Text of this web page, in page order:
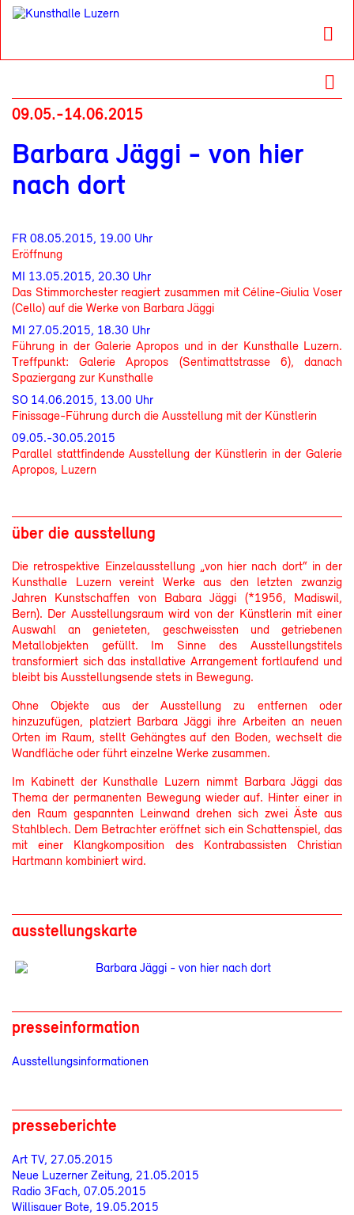
09.05.-14.06.2015
Barbara Jäggi - von hier
nach dort
FR 08.05.2015, 19.00 Uhr
Eröffnung
MI 13.05.2015, 20.30 Uhr
Das Stimmorchester reagiert zusammen mit Céline-Giulia Voser
(Cello) auf die Werke von Barbara Jäggi
MI 27.05.2015, 18.30 Uhr
Führung in der Galerie Apropos und in der Kunsthalle Luzern.
Treffpunkt: Galerie Apropos (Sentimattstrasse 6), danach
Spaziergang zur Kunsthalle
SO 14.06.2015, 13.00 Uhr
Finissage-Führung durch die Ausstellung mit der Künstlerin
09.05.-30.05.2015
Parallel stattfindende Ausstellung der Künstlerin in der Galerie
Apropos, Luzern
über die ausstellung
Die retrospektive Einzelausstellung „von hier nach dort“ in der
Kunsthalle Luzern vereint Werke aus den letzten zwanzig
Jahren Kunstschaffen von Babara Jäggi (*1956, Madiswil,
Bern). Der Ausstellungsraum wird von der Künstlerin mit einer
Auswahl an genieteten, geschweissten und getriebenen
Metallobjekten gefüllt. Im Sinne des Ausstellungstitels
transformiert sich das installative Arrangement fortlaufend und
bleibt bis Ausstellungsende stets in Bewegung.
Ohne Objekte aus der Ausstellung zu entfernen oder
hinzuzufügen, platziert Barbara Jäggi ihre Arbeiten an neuen
Orten im Raum, stellt Gehängtes auf den Boden, wechselt die
Wandfläche oder führt einzelne Werke zusammen.
Im Kabinett der Kunsthalle Luzern nimmt Barbara Jäggi das
Thema der permanenten Bewegung wieder auf. Hinter einer in
den Raum gespannten Leinwand drehen sich zwei Äste aus
Stahlblech. Dem Betrachter eröffnet sich ein Schattenspiel, das
mit einer Klangkomposition des Kontrabassisten Christian
Hartmann kombiniert wird.
ausstellungskarte
presseinformation
Ausstellungsinformationen
presseberichte
Art TV, 27.05.2015
Neue Luzerner Zeitung, 21.05.2015
Radio 3Fach, 07.05.2015
Willisauer Bote, 19.05.2015